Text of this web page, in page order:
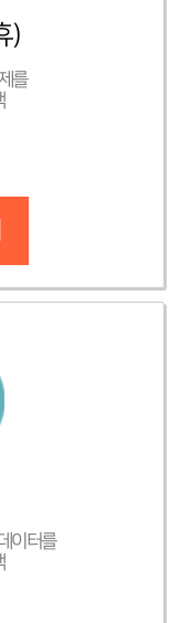
)
를
이터를